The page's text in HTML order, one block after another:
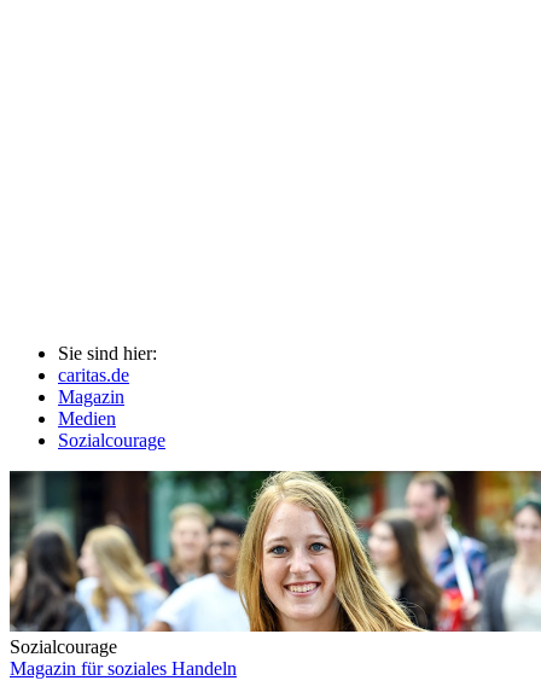
Sie sind hier:
caritas.de
Magazin
Medien
Sozialcourage
Sozialcourage
Magazin für soziales Handeln